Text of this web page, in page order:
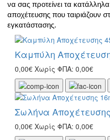
να σας προτείνει τα κατάλληλα
αποχέτευσης που ταιριάζουν
εγκατάστασης.
Καμπύλη
0,00€ Χωρίς ΦΠΑ: 0,00€
Σωλήνα
0,00€ Χωρίς ΦΠΑ: 0,00€